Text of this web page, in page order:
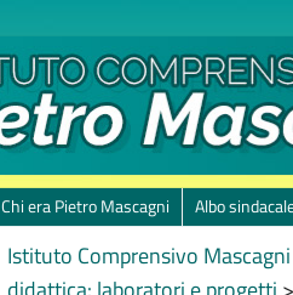
Chi era Pietro Mascagni Albo
Istituto Comprensivo